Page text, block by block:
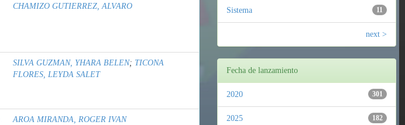
CHAMIZO GUTIERREZ, ALVARO
SILVA GUZMAN, YHARA BELEN; TICONA
FLORES, LEYDA SALET
AROA MIRANDA, ROGER IVAN
11
Sistema
next >
Fecha de lanzamiento
301
2020
182
2025